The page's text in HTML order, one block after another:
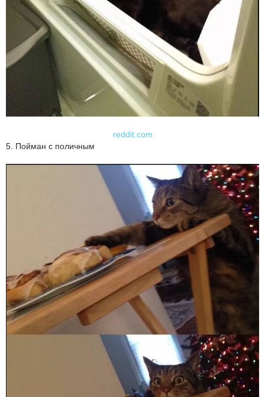
reddit.com
5. Пойман с поличным